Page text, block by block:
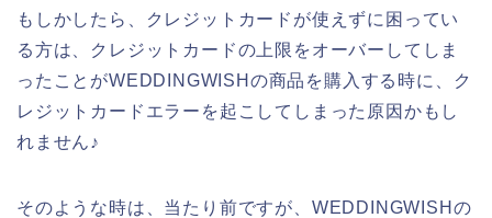
もしかしたら、クレジットカードが使えずに困ってい
る方は、クレジットカードの上限をオーバーしてしま
ったことがWEDDINGWISHの商品を購入する時に、ク
レジットカードエラーを起こしてしまった原因かもし
れません♪
そのような時は、当たり前ですが、WEDDINGWISHの